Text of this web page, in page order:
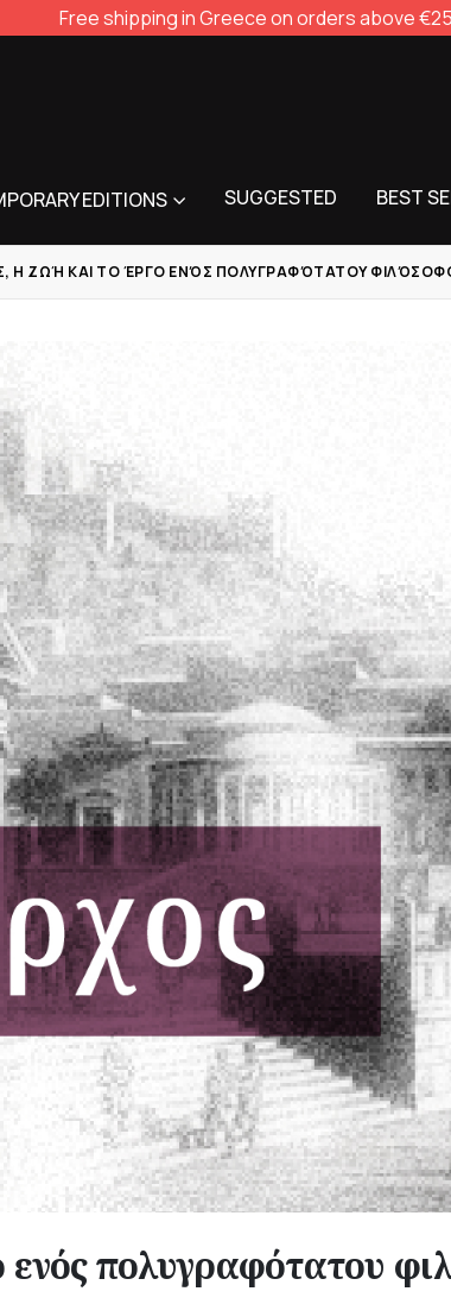
Free shipping in Greece on orders above €25
EDITIONS SUGGESTED BEST
Η ΖΩΉ ΚΑΙ ΤΟ ΈΡΓΟ ΕΝΌΣ ΠΟΛΥΓΡΑΦΌΤΑΤΟΥ
πολυγραφότατου